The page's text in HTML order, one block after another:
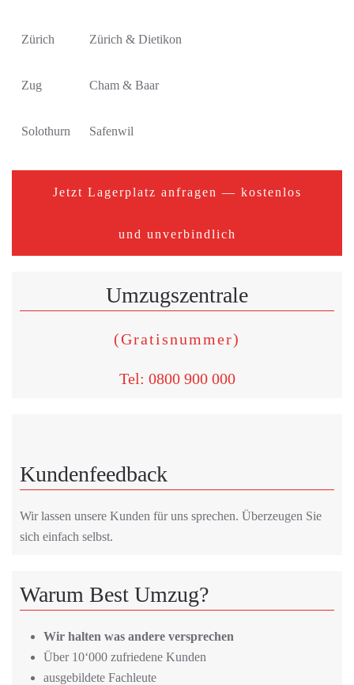
Zürich Zürich & Dietikon
Zug Cham & Baar
Solothurn Safenwil
Jetzt Lagerplatz anfragen — kostenlos
und unverbindlich
Umzugszentrale
(Gratisnummer)
Tel: 0800 900 000
Kundenfeedback
Wir lassen unsere Kunden für uns sprechen. Überzeugen Sie
sich einfach selbst.
Warum Best Umzug?
Wir halten was andere versprechen
Über 10‘000 zufriedene Kunden
ausgebildete Fachleute